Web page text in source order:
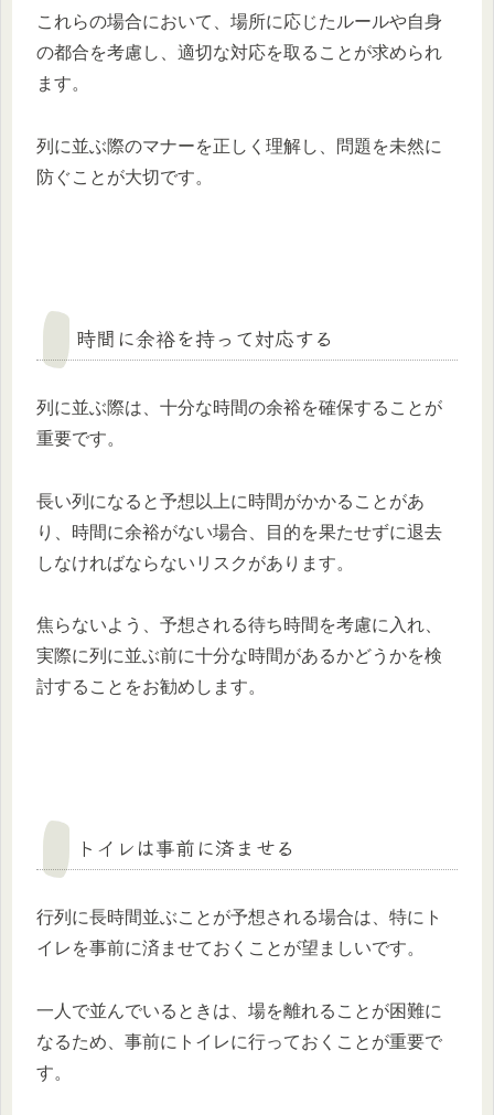
これらの場合において、場所に応じたルールや自身
の都合を考慮し、適切な対応を取ることが求められ
ます。
列に並ぶ際のマナーを正しく理解し、問題を未然に
防ぐことが大切です。
時間に余裕を持って対応する
列に並ぶ際は、十分な時間の余裕を確保することが
重要です。
長い列になると予想以上に時間がかかることがあ
り、時間に余裕がない場合、目的を果たせずに退去
しなければならないリスクがあります。
焦らないよう、予想される待ち時間を考慮に入れ、
実際に列に並ぶ前に十分な時間があるかどうかを検
討することをお勧めします。
トイレは事前に済ませる
行列に長時間並ぶことが予想される場合は、特にト
イレを事前に済ませておくことが望ましいです。
一人で並んでいるときは、場を離れることが困難に
なるため、事前にトイレに行っておくことが重要で
す。